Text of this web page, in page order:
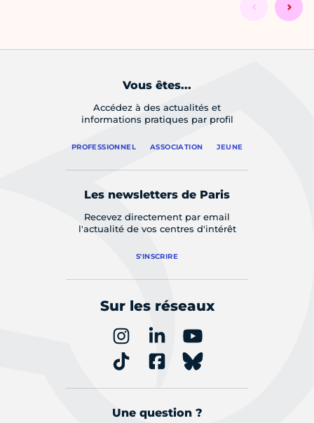
Vous êtes...
Accédez à des actualités et
informations pratiques par profil
PROFESSIONNEL ASSOCIATION JEUNE
Les newsletters de Paris
Recevez directement par email
l'actualité de vos centres d'intérêt
S'INSCRIRE
Sur les réseaux
Une question ?